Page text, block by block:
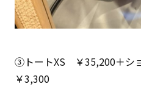
③トートXS ￥35,200＋シ
￥3,300